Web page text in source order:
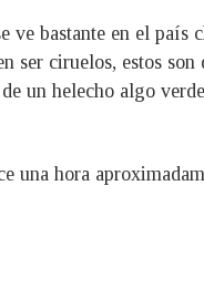
ve bastante en el país
ser ciruelos, estos son
un helecho algo
una hora